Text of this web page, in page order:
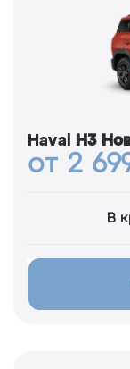
Haval H3
от 2
В